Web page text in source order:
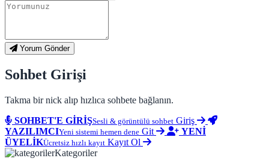
Yorum Gönder
Sohbet Girişi
Takma bir nick alıp hızlıca sohbete bağlanın.
SOHBET'E GİRİŞSesli & görüntülü sohbet Giriş
YAZILIMCIYeni sistemi hemen dene Git
YENİ
ÜYELİKÜcretsiz hızlı kayıt Kayıt Ol
Kategoriler